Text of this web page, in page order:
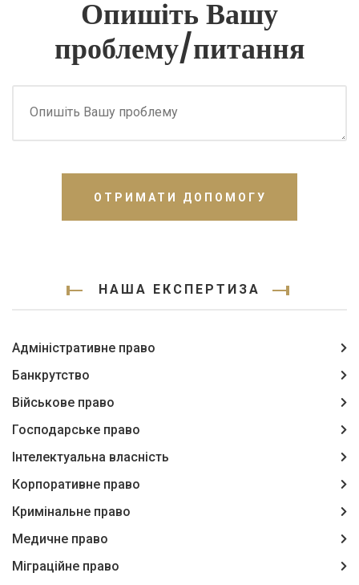
Опишіть Вашу
проблему/питання
ОТРИМАТИ ДОПОМОГУ
НАША ЕКСПЕРТИЗА
Адміністративне право
Банкрутство
Військове право
Господарське право
Інтелектуальна власність
Корпоративне право
Кримінальне право
Медичне право
Міграційне право